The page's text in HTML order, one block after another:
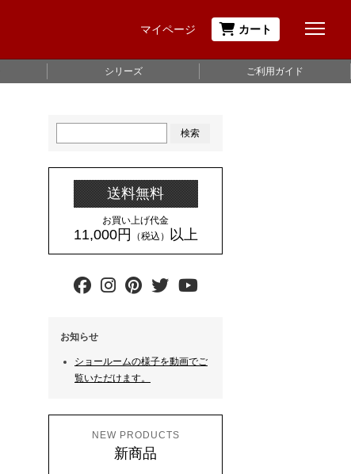
マイページ カート
シリーズ ご利用ガイド
検索
送料無料
お買い上げ代金
11,000円 （税込） 以上
お知らせ
ショールームの様子を動画でご
覧いただけます。
NEW PRODUCTS
新商品